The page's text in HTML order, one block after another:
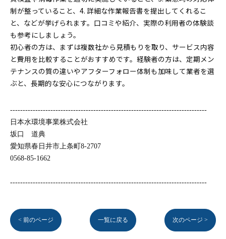
制が整っていること、4. 詳細な作業報告書を提出してくれるこ
と、などが挙げられます。口コミや紹介、実際の利用者の体験談
も参考にしましょう。
初心者の方は、まずは複数社から見積もりを取り、サービス内容
と費用を比較することがおすすめです。経験者の方は、定期メン
テナンスの質の違いやアフターフォロー体制も加味して業者を選
ぶと、長期的な安心につながります。
------------------------------------------------------------------------------
日本水環境事業株式会社
坂口 道典
愛知県春日井市上条町8-2707
0568-85-1662
------------------------------------------------------------------------------
< 前のページ 一覧に戻る 次のページ >